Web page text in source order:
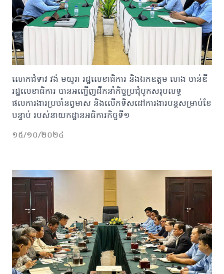
លោកជំទាវ វង់ មយូរា រដ្ឋលេខាធិការ និងឯកឧត្តម ហេង ចាន់ឌី
រដ្ឋលេខាធិការ បានអញ្ជើញដឹកនាំកិច្ចប្រជុំបូកសរុបលទ្ធ
ផលការងារប្រចាំនព្វមាស និងលើកទិសដៅការងារបន្តសម្រាប់ខែ
បន្ទាប់ របស់នាយកដ្ឋានអធិការកិច្ចទី១
១៥/១០/២០២៤